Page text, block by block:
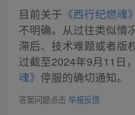
目前关于 《西行纪燃魂》
不明确。从过往类似情
滞后、技术难题或者版
过截至2024年9月11日
魂》 停服的确切通知。
答案问题点击 举报反馈